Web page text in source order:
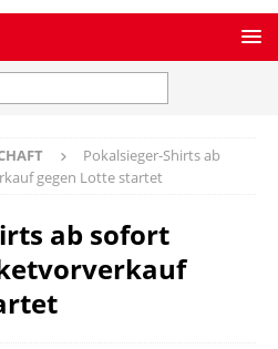
Pokalsieger-Shirts ab
gegen Lotte startet
ab sofort